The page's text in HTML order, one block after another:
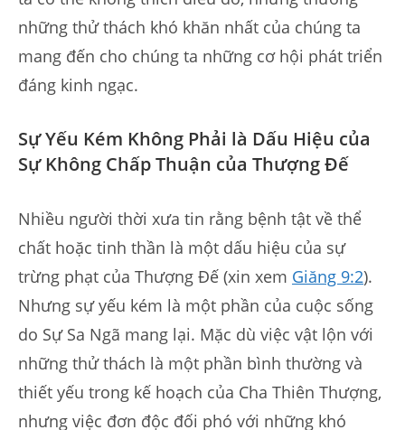
những thử thách khó khăn nhất của chúng ta
mang đến cho chúng ta những cơ hội phát triển
đáng kinh ngạc.
Sự Yếu Kém Không Phải là Dấu Hiệu của
Sự Không Chấp Thuận của Thượng Đế
Nhiều người thời xưa tin rằng bệnh tật về thể
chất hoặc tinh thần là một dấu hiệu của sự
trừng phạt của Thượng Đế (xin xem Giăng 9:2).
Nhưng sự yếu kém là một phần của cuộc sống
do Sự Sa Ngã mang lại. Mặc dù việc vật lộn với
những thử thách là một phần bình thường và
thiết yếu trong kế hoạch của Cha Thiên Thượng,
nhưng việc đơn độc đối phó với những khó